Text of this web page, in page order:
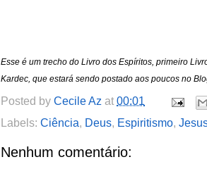
Esse é um trecho do Livro dos Espíritos, primeiro
Kardec, que estará sendo postado aos poucos no
Posted by Cecile Az at 00:01
Labels: Ciência, Deus, Espiritismo,
Nenhum comentário: